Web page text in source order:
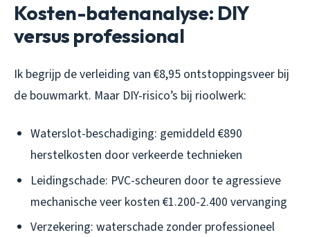
Kosten-batenanalyse: DIY
versus professional
Ik begrijp de verleiding van €8,95 ontstoppingsveer bij
de bouwmarkt. Maar DIY-risico’s bij rioolwerk:
Waterslot-beschadiging: gemiddeld €890
herstelkosten door verkeerde technieken
Leidingschade: PVC-scheuren door te agressieve
mechanische veer kosten €1.200-2.400 vervanging
Verzekering: waterschade zonder professioneel